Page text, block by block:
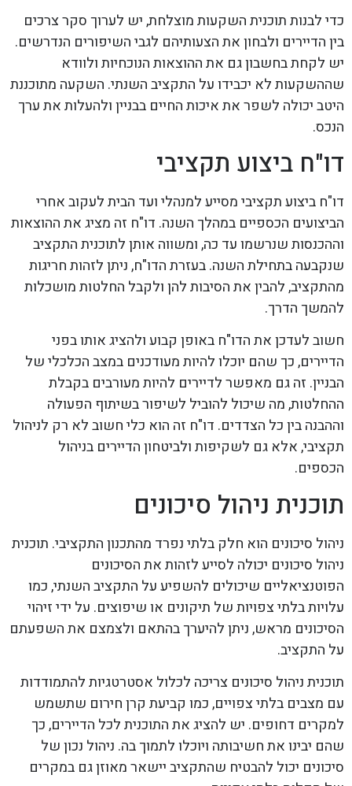
כדי לבנות תוכנית השקעות מוצלחת, יש לערוך סקר צרכים
בין הדיירים ולבחון את הצעותיהם לגבי השיפורים הנדרשים.
יש לקחת בחשבון גם את ההוצאות הנוכחיות ולוודא
שההשקעות לא יכבידו על התקציב השנתי. השקעה מתוכננת
היטב יכולה לשפר את איכות החיים בבניין ולהעלות את ערך
הנכס.
דו"ח ביצוע תקציבי
דו"ח ביצוע תקציבי מסייע למנהלי ועד הבית לעקוב אחרי
הביצועים הכספיים במהלך השנה. דו"ח זה מציג את ההוצאות
וההכנסות שנרשמו עד כה, ומשווה אותן לתוכנית התקציב
שנקבעה בתחילת השנה. בעזרת הדו"ח, ניתן לזהות חריגות
מהתקציב, להבין את הסיבות להן ולקבל החלטות מושכלות
להמשך הדרך.
חשוב לעדכן את הדו"ח באופן קבוע ולהציג אותו בפני
הדיירים, כך שהם יוכלו להיות מעודכנים במצב הכלכלי של
הבניין. זה גם מאפשר לדיירים להיות מעורבים בקבלת
ההחלטות, מה שיכול להוביל לשיפור בשיתוף הפעולה
וההבנה בין כל הצדדים. דו"ח זה הוא כלי חשוב לא רק לניהול
תקציבי, אלא גם לשקיפות ולביטחון הדיירים בניהול
הכספים.
תוכנית ניהול סיכונים
ניהול סיכונים הוא חלק בלתי נפרד מהתכנון התקציבי. תוכנית
ניהול סיכונים יכולה לסייע לזהות את הסיכונים
הפוטנציאליים שיכולים להשפיע על התקציב השנתי, כמו
עלויות בלתי צפויות של תיקונים או שיפוצים. על ידי זיהוי
הסיכונים מראש, ניתן להיערך בהתאם ולצמצם את השפעתם
על התקציב.
תוכנית ניהול סיכונים צריכה לכלול אסטרטגיות להתמודדות
עם מצבים בלתי צפויים, כמו קביעת קרן חירום שתשמש
למקרים דחופים. יש להציג את התוכנית לכל הדיירים, כך
שהם יבינו את חשיבותה ויוכלו לתמוך בה. ניהול נכון של
סיכונים יכול להבטיח שהתקציב יישאר מאוזן גם במקרים